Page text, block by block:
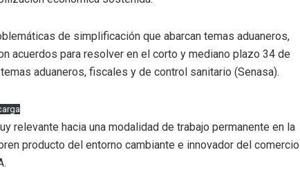
de simplificación que abarcan temas aduaneros,
acuerdos para resolver en el corto y mediano plazo 34 de
aduaneros, fiscales y de control sanitario (Senasa).
relevante hacia una modalidad de trabajo permanente en la
producto del entorno cambiante e innovador del comercio